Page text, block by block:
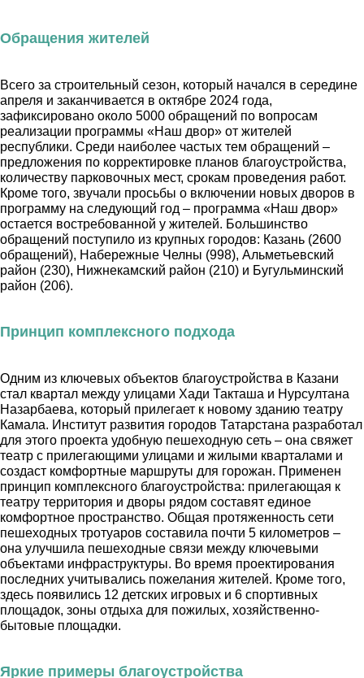
Обращения жителей
Всего за строительный сезон, который начался в середине
апреля и заканчивается в октябре 2024 года,
зафиксировано около 5000 обращений по вопросам
реализации программы «Наш двор» от жителей
республики. Среди наиболее частых тем обращений –
предложения по корректировке планов благоустройства,
количеству парковочных мест, срокам проведения работ.
Кроме того, звучали просьбы о включении новых дворов в
программу на следующий год – программа «Наш двор»
остается востребованной у жителей. Большинство
обращений поступило из крупных городов: Казань (2600
обращений), Набережные Челны (998), Альметьевский
район (230), Нижнекамский район (210) и Бугульминский
район (206).
Принцип комплексного подхода
Одним из ключевых объектов благоустройства в Казани
стал квартал между улицами Хади Такташа и Нурсултана
Назарбаева, который прилегает к новому зданию театру
Камала. Институт развития городов Татарстана разработал
для этого проекта удобную пешеходную сеть – она свяжет
театр с прилегающими улицами и жилыми кварталами и
создаст комфортные маршруты для горожан. Применен
принцип комплексного благоустройства: прилегающая к
театру территория и дворы рядом составят единое
комфортное пространство. Общая протяженность сети
пешеходных тротуаров составила почти 5 километров –
она улучшила пешеходные связи между ключевыми
объектами инфраструктуры. Во время проектирования
последних учитывались пожелания жителей. Кроме того,
здесь появились 12 детских игровых и 6 спортивных
площадок, зоны отдыха для пожилых, хозяйственно-
бытовые площадки.
Яркие примеры благоустройства